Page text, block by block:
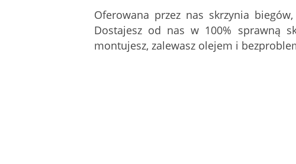
Oferowana przez nas skrzynia
Dostajesz od nas w 100% sprawną
montujesz, zalewasz olejem i